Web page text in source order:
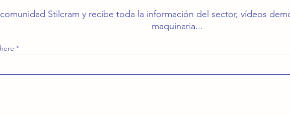
Stilcram y recibe toda la información del sector, vídeos
maquinaria...